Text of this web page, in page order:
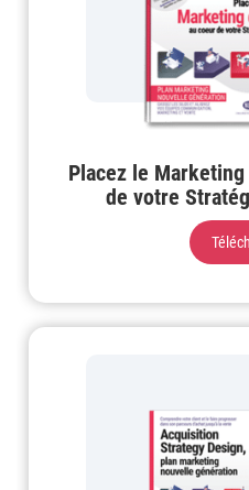
Placez le
de votre